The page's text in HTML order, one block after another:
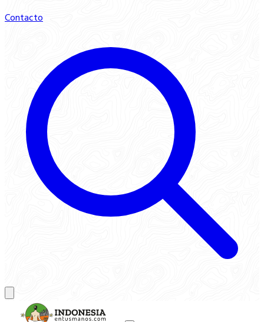
Contacto